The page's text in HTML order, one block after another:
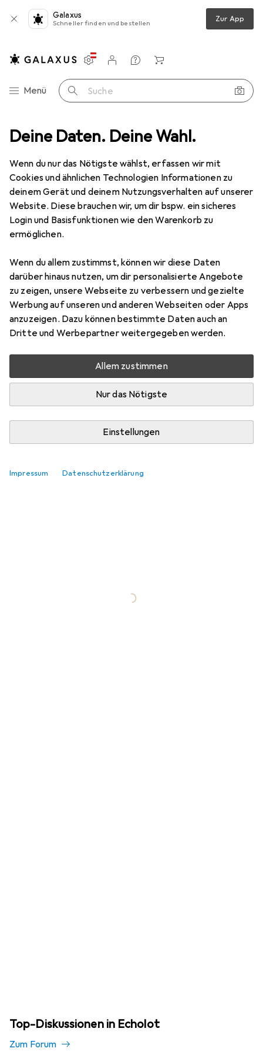
Deine Daten. Deine Wahl.
Wenn du nur das Nötigste wählst, erfassen wir mit
Cookies und ähnlichen Technologien Informationen zu
deinem Gerät und deinem Nutzungsverhalten auf unserer
Website. Diese brauchen wir, um dir bspw. ein sicheres
Login und Basisfunktionen wie den Warenkorb zu
ermöglichen.
Wenn du allem zustimmst, können wir diese Daten
darüber hinaus nutzen, um dir personalisierte Angebote
zu zeigen, unsere Webseite zu verbessern und gezielte
Werbung auf unseren und anderen Webseiten oder Apps
anzuzeigen. Dazu können bestimmte Daten auch an
Dritte und Werbepartner weitergegeben werden.
Allem zustimmen
Nur das Nötigste
Einstellungen
Impressum Datenschutzerklärung
Galaxus
Schneller finden und bestellen Zur App
Navigation nach Kategorien
Menü Suche
Einstellungen
Kundenkonto
Vergleichslisten
Merklisten
Warenkorb
Gesamtsortiment Sport Wassersport Boote
Echolot
Produkte Forum
Top-Diskussionen in Echolot
Zum Forum